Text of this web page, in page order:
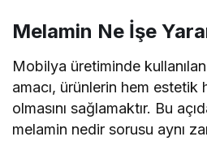
Melamin Ne İşe
Mobilya üretiminde
amacı, ürünlerin hem estetik
olmasını sağlamaktır. Bu
melamin nedir sorusu aynı